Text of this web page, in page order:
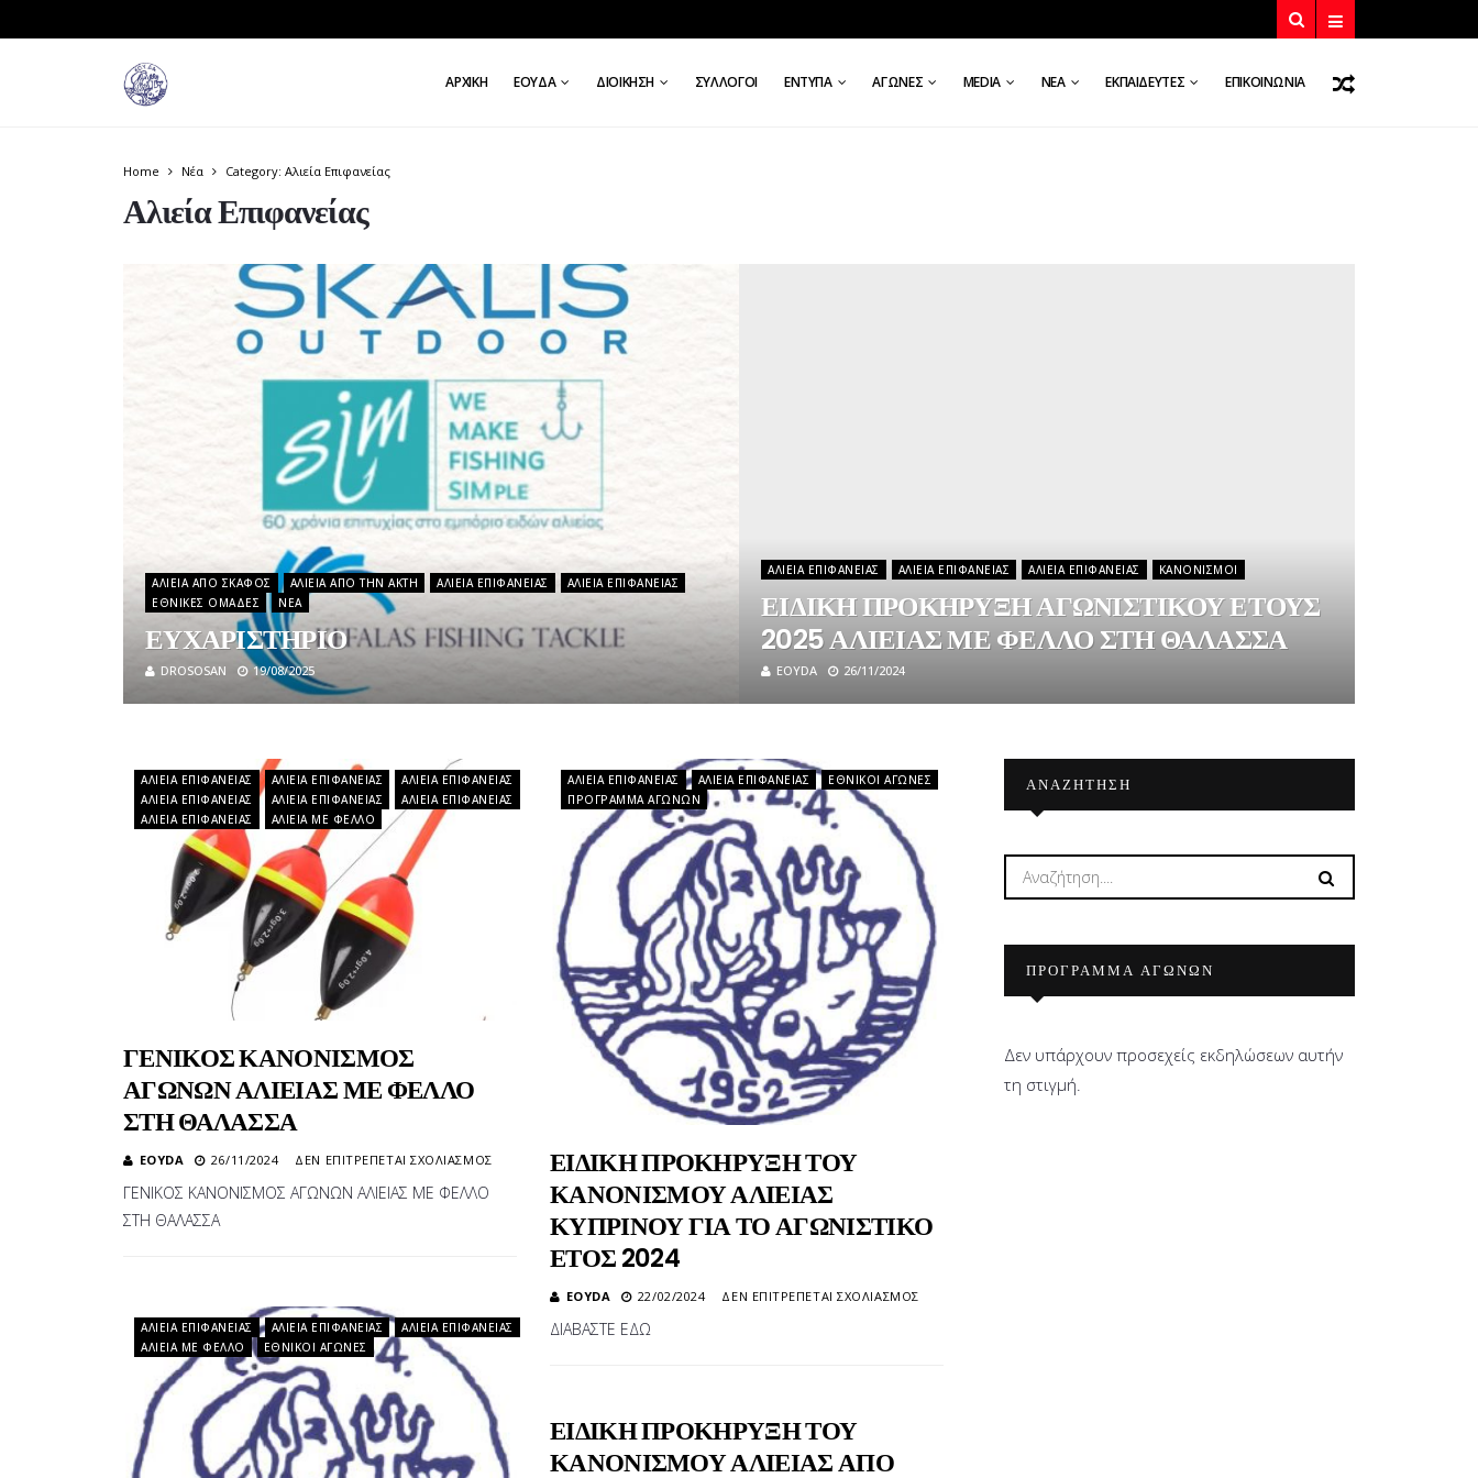
ΑΡΧΙΚΉ ΕΟΥΔΑ ΔΙΟΊΚΗΣΗ ΣΎΛΛΟΓΟΙ ΈΝΤΥΠΑ ΑΓΏΝΕΣ ΜEDIA ΝΈΑ ΕΚΠΑΙΔΕΥΤΈΣ ΕΠΙΚΟΙΝΩΝΊΑ
Home Νέα Category: Αλιεία Επιφανείας
Αλιεία Επιφανείας
ΑΛΙΕΊΑ ΑΠΌ ΣΚΆΦΟΣ ΑΛΙΕΊΑ ΑΠΌ ΤΗΝ ΑΚΤΉ ΑΛΙΕΊΑ ΕΠΙΦΑΝΕΊΑΣ
ΑΛΙΕΊΑ ΕΠΙΦΑΝΕΊΑΣ
ΕΘΝΙΚΈΣ ΟΜΆΔΕΣ
ΝΈΑ
ΕΥΧΑΡΙΣΤΗΡΙΟ
DROSOSAN 19/08/2025
ΑΛΙΕΊΑ ΕΠΙΦΑΝΕΊΑΣ ΑΛΙΕΊΑ ΕΠΙΦΑΝΕΊΑΣ ΑΛΙΕΊΑ ΕΠΙΦΑΝΕΊΑΣ ΚΑΝΟΝΙΣΜΟΊ
ΕΙΔΙΚΗ ΠΡΟΚΗΡΥΞΗ ΑΓΩΝΙΣΤΙΚΟΥ ΕΤΟΥΣ
2025 ΑΛΙΕΙΑΣ ΜΕ ΦΕΛΛΟ ΣΤΗ ΘΑΛΑΣΣΑ
EOYDA 26/11/2024
ΑΛΙΕΊΑ ΕΠΙΦΑΝΕΊΑΣ ΑΛΙΕΊΑ ΕΠΙΦΑΝΕΊΑΣ
ΑΛΙΕΊΑ ΕΠΙΦΑΝΕΊΑΣ
ΑΛΙΕΊΑ ΕΠΙΦΑΝΕΊΑΣ
ΑΛΙΕΊΑ ΕΠΙΦΑΝΕΊΑΣ
ΑΛΙΕΊΑ ΕΠΙΦΑΝΕΊΑΣ
ΑΛΙΕΊΑ ΕΠΙΦΑΝΕΊΑΣ
ΑΛΙΕΊΑ ΜΕ ΦΕΛΛΌ
ΓΕΝΙΚΟΣ ΚΑΝΟΝΙΣΜΟΣ
ΑΓΩΝΩΝ ΑΛΙΕΙΑΣ ΜΕ ΦΕΛΛΟ
ΣΤΗ ΘΑΛΑΣΣΑ
EOYDA 26/11/2024 ΔΕΝ ΕΠΙΤΡΈΠΕΤΑΙ ΣΧΟΛΙΑΣΜΌΣ
ΓΕΝΙΚΟΣ
ΚΑΝΟΝΙΣΜΟΣ
ΑΓΩΝΩΝ
ΘΑΛΑΣΣΑ
ΓΕΝΙΚΟΣ ΚΑΝΟΝΙΣΜΟΣ ΑΓΩΝΩΝ ΑΛΙΕΙΑΣ ΜΕ ΦΕΛΛΟ
ΣΤΗ ΘΑΛΑΣΣΑ
ΑΛΙΕΊΑ ΕΠΙΦΑΝΕΊΑΣ ΑΛΙΕΊΑ ΕΠΙΦΑΝΕΊΑΣ
ΕΘΝΙΚΟΊ ΑΓΏΝΕΣ
ΠΡΌΓΡΑΜΜΑ ΑΓΏΝΩΝ
ΕΙΔΙΚΗ ΠΡΟΚΗΡΥΞΗ ΤΟΥ
ΚΑΝΟΝΙΣΜΟΥ ΑΛΙΕΙΑΣ
ΚΥΠΡΙΝΟΥ ΓΙΑ ΤΟ ΑΓΩΝΙΣΤΙΚΟ
ΕΤΟΣ 2024
EOYDA 22/02/2024 ΔΕΝ ΕΠΙΤΡΈΠΕΤΑΙ ΣΧΟΛΙΑΣΜΌΣ
ΔΙΑΒΑΣΤΕ ΕΔΩ
ΑΛΙΕΊΑ ΕΠΙΦΑΝΕΊΑΣ ΑΛΙΕΊΑ ΕΠΙΦΑΝΕΊΑΣ
ΑΛΙΕΊΑ ΕΠΙΦΑΝΕΊΑΣ
ΑΛΙΕΊΑ ΜΕ ΦΕΛΛΌ
ΕΘΝΙΚΟΊ ΑΓΏΝΕΣ
ΕΙΔΙΚΗ ΠΡΟΚΗΡΥΞΗ ΤΟΥ
ΚΑΝΟΝΙΣΜΟΥ ΑΛΙΕΙΑΣ ΑΠΟ
ΑΝΑΖΉΤΗΣΗ
ΠΡΟΓΡΑΜΜΑ ΑΓΩΝΩΝ
Δεν υπάρχουν προσεχείς εκδηλώσεων αυτήν
τη στιγμή.